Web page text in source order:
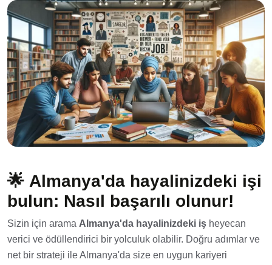
🌟 Almanya'da hayalinizdeki işi
bulun: Nasıl başarılı olunur!
Sizin için arama Almanya'da hayalinizdeki iş heyecan
verici ve ödüllendirici bir yolculuk olabilir. Doğru adımlar ve
net bir strateji ile Almanya'da size en uygun kariyeri